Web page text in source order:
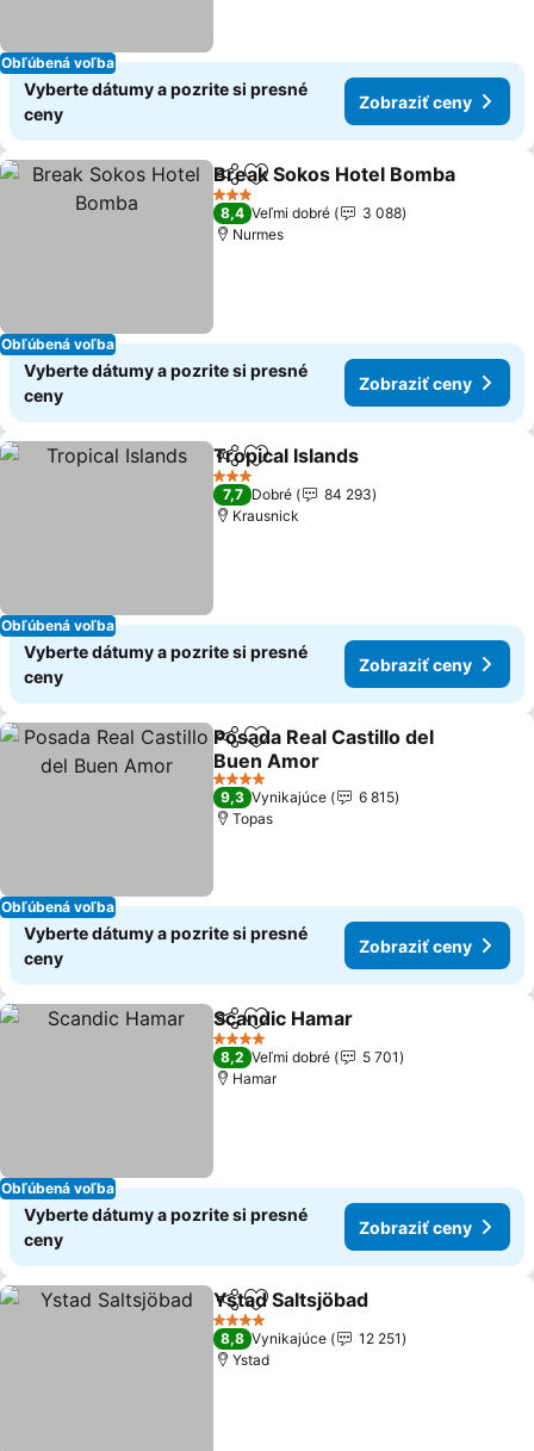
Obľúbená voľba
Vyberte dátumy a pozrite si presné
ceny
Zobraziť ceny
Obľúbená voľba
ZdieľaťPridať do obľúbených
Break Sokos Hotel Bomba
3 Počet hviezdičiek
8,4 Veľmi dobré
3 088
Nurmes
Vyberte dátumy a pozrite si presné
ceny
Zobraziť ceny
Obľúbená voľba
ZdieľaťPridať do obľúbených
Tropical Islands
3 Počet hviezdičiek
7,7 Dobré
84 293
Krausnick
Vyberte dátumy a pozrite si presné
ceny
Zobraziť ceny
Obľúbená voľba
ZdieľaťPridať do obľúbených
Posada Real Castillo del
Buen Amor
4 Počet hviezdičiek
9,3 Vynikajúce
6 815
Topas
Vyberte dátumy a pozrite si presné
ceny
Zobraziť ceny
Obľúbená voľba
ZdieľaťPridať do obľúbených
Scandic Hamar
4 Počet hviezdičiek
8,2 Veľmi dobré
5 701
Hamar
Vyberte dátumy a pozrite si presné
ceny
Zobraziť ceny
ZdieľaťPridať do obľúbených
Ystad Saltsjöbad
4 Počet hviezdičiek
8,8 Vynikajúce
12 251
Ystad